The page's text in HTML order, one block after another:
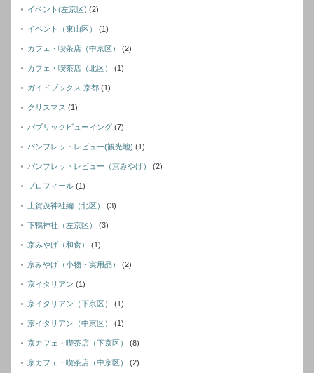
イベント(左京区) (2)
イベント（東山区） (1)
カフェ・喫茶店（中京区） (2)
カフェ・喫茶店（北区） (1)
ガイドブックス 京都 (1)
クリスマス (1)
パブリックビューイング (7)
パンフレットレビュー(観光地) (1)
パンフレットレビュー（京みやげ） (2)
プロフィール (1)
上賀茂神社編（北区） (3)
下鴨神社（左京区） (3)
京みやげ（和食） (1)
京みやげ（小物・実用品） (2)
京イタリアン (1)
京イタリアン（下京区） (1)
京イタリアン（中京区） (1)
京カフェ・喫茶店（下京区） (8)
京カフェ・喫茶店（中京区） (2)